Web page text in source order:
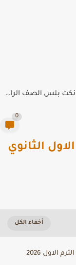
تحميل مذكرة شرح كونكت بلس الصف الرابع الابتدائي الترم الاول...
الثانوي
2026